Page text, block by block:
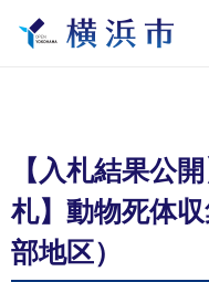
【入札結果公
札】動物死体
部地区）